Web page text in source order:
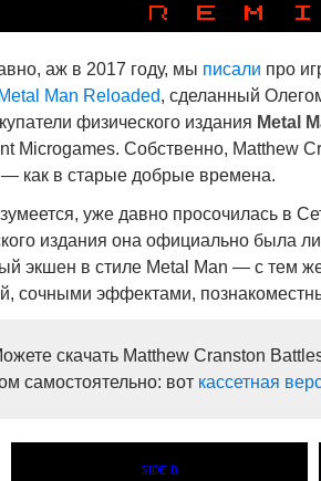
аж в 2017 году, мы писали про
Metal Man Reloaded, сделанный
физического издания Metal
Microgames. Собственно, Matthew
— как в старые добрые времена.
уже давно просочилась в
издания она официально была
экшен в стиле Metal Man — с тем
сочными эффектами,
скачать Matthew Cranston
самостоятельно: вот кассетная